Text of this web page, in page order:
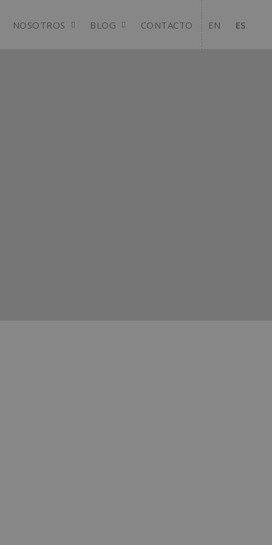
NOSOTROS BLOG CONTACTO EN ES